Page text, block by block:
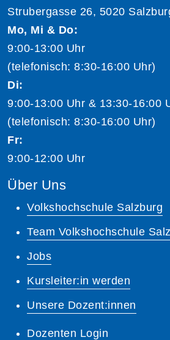
Strubergasse 26, 5020
Mo, Mi & Do:
9:00-13:00 Uhr
(telefonisch: 8:30-16:00 Uhr)
Di:
9:00-13:00 Uhr & 13:30-16:00
(telefonisch: 8:30-16:00 Uhr)
Fr:
9:00-12:00 Uhr
Über Uns
Volkshochschule Salzburg
Team Volkshochschule
Jobs
Kursleiter:in werden
Unsere Dozent:innen
Dozenten Login